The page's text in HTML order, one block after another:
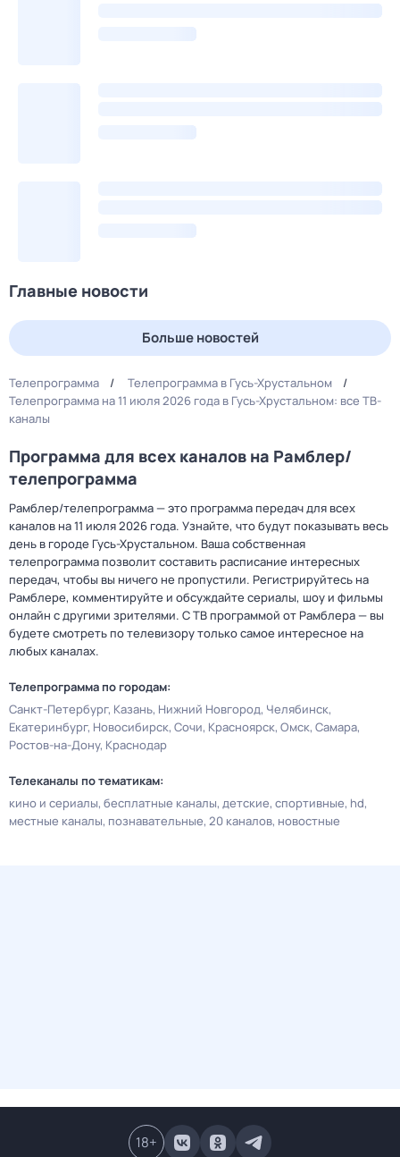
Главные новости
Больше новостей
Телепрограмма
Телепрограмма в Гусь-Хрустальном
Телепрограмма на 11 июля 2026 года в Гусь-Хрустальном: все ТВ-
каналы
Программа для всех каналов на Рамблер/
телепрограмма
Рамблер/телепрограмма — это программа передач для всех
каналов на 11 июля 2026 года. Узнайте, что будут показывать весь
день в городе Гусь-Хрустальном. Ваша собственная
телепрограмма позволит составить расписание интересных
передач, чтобы вы ничего не пропустили. Регистрируйтесь на
Рамблере, комментируйте и обсуждайте сериалы, шоу и фильмы
онлайн с другими зрителями. С ТВ программой от Рамблера — вы
будете смотреть по телевизору только самое интересное на
любых каналах.
Телепрограмма по городам:
Санкт-Петербург Казань Нижний Новгород Челябинск
Екатеринбург Новосибирск Сочи Красноярск Омск Самара
Ростов-на-Дону Краснодар
Телеканалы по тематикам:
кино и сериалы бесплатные каналы детские спортивные hd
местные каналы познавательные 20 каналов новостные
18+